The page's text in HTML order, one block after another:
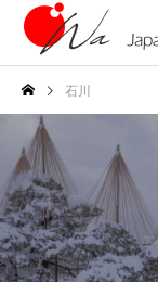
石川